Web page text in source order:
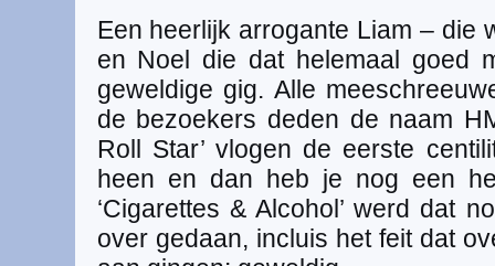
Een heerlijk arrogante Liam – die
en Noel die dat helemaal goed
geweldige gig. Alle
de bezoekers deden de naam
Roll Star’ vlogen de eerste
heen en dan heb je nog een
‘Cigarettes & Alcohol’ werd dat
over gedaan, incluis het feit dat